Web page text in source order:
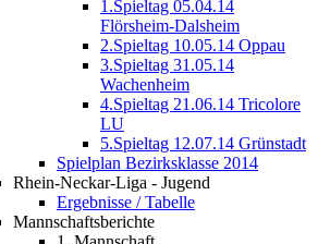
1.Spieltag 05.04.14
Flörsheim-Dalsheim
2.Spieltag 10.05.14 Oppau
3.Spieltag 31.05.14
Wachenheim
4.Spieltag 21.06.14 Tricolore
LU
5.Spieltag 12.07.14 Grünstadt
Spielplan Bezirksklasse 2014
Rhein-Neckar-Liga - Jugend
Ergebnisse / Tabelle
Mannschaftsberichte